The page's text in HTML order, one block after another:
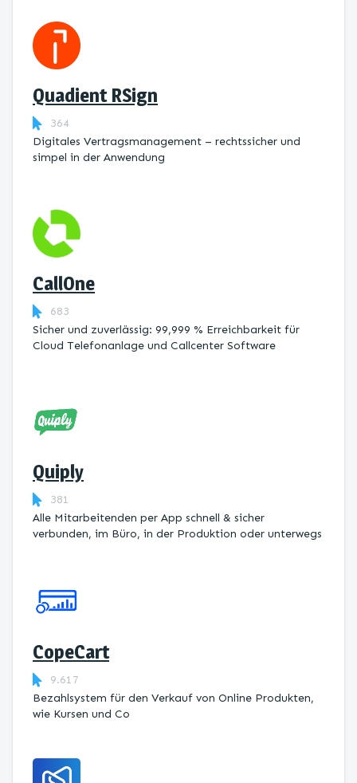
Quadient RSign
364
Digitales Vertragsmanagement – rechtssicher und
simpel in der Anwendung
CallOne
683
Sicher und zuverlässig: 99,999 % Erreichbarkeit für
Cloud Telefonanlage und Callcenter Software
Quiply
381
Alle Mitarbeitenden per App schnell & sicher
verbunden, im Büro, in der Produktion oder unterwegs
CopeCart
9.617
Bezahlsystem für den Verkauf von Online Produkten,
wie Kursen und Co